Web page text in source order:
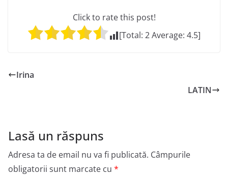
Click to rate this post!
[Total: 2Average: 4.5]
Irina
LATIN
Lasă un răspuns
Adresa ta de email nu va fi publicată. Câmpurile
obligatorii sunt marcate cu *